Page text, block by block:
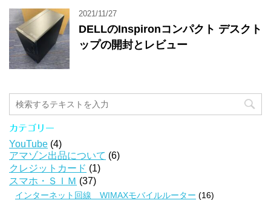
2021/11/27
DELLのInspironコンパクト デスクト
ップの開封とレビュー
カテゴリー
YouTube (4)
アマゾン出品について (6)
クレジットカード (1)
スマホ・ＳＩＭ (37)
インターネット回線 WIMAXモバイルルーター (16)